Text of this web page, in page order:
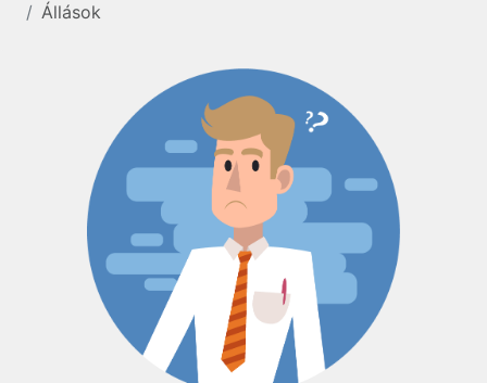
Állások